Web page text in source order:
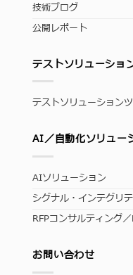
技術ブログ
公開レポート
テストソリューショ
テストソリューション
AI／自動化ソリュー
AIソリューション
シグナル・インテグリ
RFPコンサルティング
お問い合わせ